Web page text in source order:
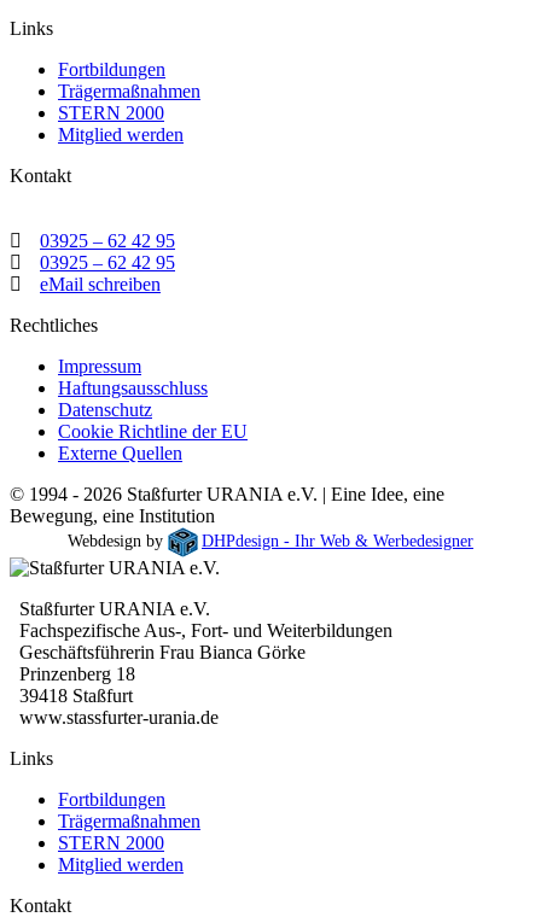
Links
Fortbildungen
Trägermaßnahmen
STERN 2000
Mitglied werden
Kontakt
03925 – 62 42 95
03925 – 62 42 95
eMail schreiben
Rechtliches
Impressum
Haftungsausschluss
Datenschutz
Cookie Richtline der EU
Externe Quellen
© 1994 - 2026 Staßfurter URANIA e.V. | Eine Idee, eine
Bewegung, eine Institution
Webdesign by DHPdesign - Ihr Web & Werbedesigner
Staßfurter URANIA e.V.
Fachspezifische Aus-, Fort- und Weiterbildungen
Geschäftsführerin Frau Bianca Görke
Prinzenberg 18
39418 Staßfurt
www.stassfurter-urania.de
Links
Fortbildungen
Trägermaßnahmen
STERN 2000
Mitglied werden
Kontakt